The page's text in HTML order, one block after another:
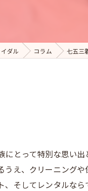
ダル コラム 七五三
とって特別な思い出
え、クリーニング
そしてレンタルな